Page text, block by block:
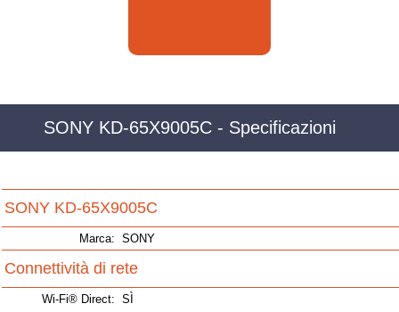
SONY KD-65X9005C - Specificazioni
SONY KD-65X9005C
Marca: SONY
Connettività di rete
Wi-Fi® Direct: SÌ